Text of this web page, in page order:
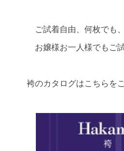
ご試着自由、何枚でも
お嬢様お一人様でもご
袴のカタログはこちらを